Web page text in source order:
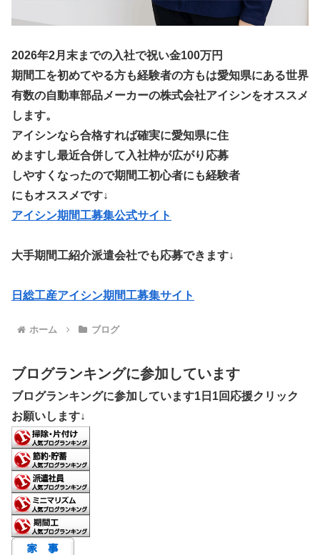
2026年2月末までの入社で祝い金100万円
期間工を初めてやる方も経験者の方もは愛知県にある世界
有数の自動車部品メーカーの株式会社アイシンをオススメ
します。
アイシンなら合格すれば確実に愛知県に住
めますし最近合併して入社枠が広がり応募
しやすくなったので期間工初心者にも経験者
にもオススメです↓
アイシン期間工募集公式サイト
大手期間工紹介派遣会社でも応募できます↓
日総工産アイシン期間工募集サイト
ホーム ブログ
ブログランキングに参加しています
ブログランキングに参加しています1日1回応援クリック
お願いします↓